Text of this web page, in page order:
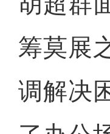
筹莫展
调解决